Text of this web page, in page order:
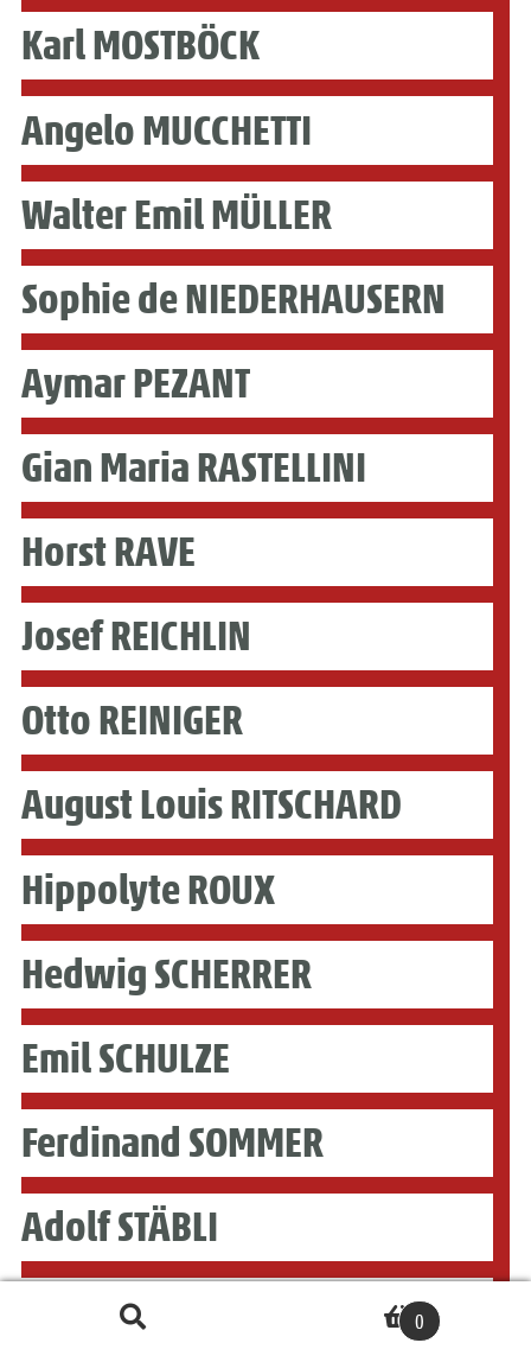
Karl MOSTBÖCK
Angelo MUCCHETTI
Walter Emil MÜLLER
Sophie de NIEDERHAUSERN
Aymar PEZANT
Gian Maria RASTELLINI
Horst RAVE
Josef REICHLIN
Otto REINIGER
August Louis RITSCHARD
Hippolyte ROUX
Hedwig SCHERRER
Emil SCHULZE
Ferdinand SOMMER
Adolf STÄBLI
Gottfried STÄHLY-RYCHEN0